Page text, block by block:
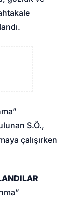
S.Ö.,
çalışırken